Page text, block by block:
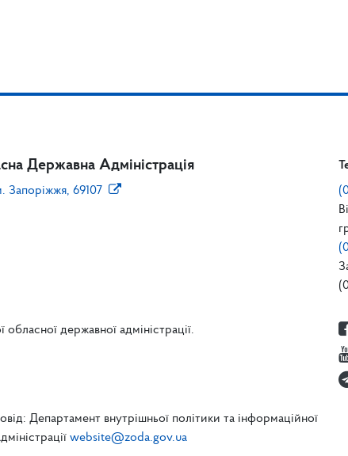
Державна Адміністрація
Запоріжжя, 69107
обласної державної адміністрації.
Департамент внутрішньої політики та інформаційної
website@zoda.gov.ua